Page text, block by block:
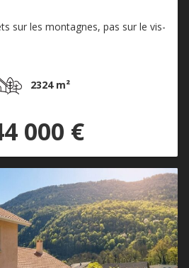
sur les montagnes, pas sur le vis-
2324 m²
000 €